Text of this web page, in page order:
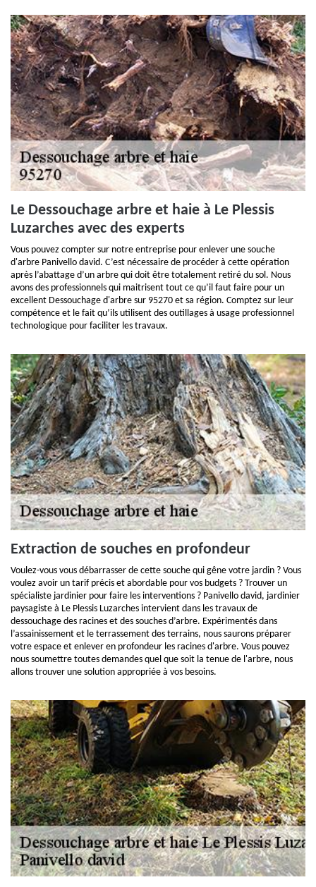
Le Dessouchage arbre et haie à Le Plessis
Luzarches avec des experts
Vous pouvez compter sur notre entreprise pour enlever une souche
d'arbre Panivello david. C’est nécessaire de procéder à cette opération
après l’abattage d’un arbre qui doit être totalement retiré du sol. Nous
avons des professionnels qui maitrisent tout ce qu’il faut faire pour un
excellent Dessouchage d'arbre sur 95270 et sa région. Comptez sur leur
compétence et le fait qu’ils utilisent des outillages à usage professionnel
technologique pour faciliter les travaux.
Extraction de souches en profondeur
Voulez-vous vous débarrasser de cette souche qui gêne votre jardin ? Vous
voulez avoir un tarif précis et abordable pour vos budgets ? Trouver un
spécialiste jardinier pour faire les interventions ? Panivello david, jardinier
paysagiste à Le Plessis Luzarches intervient dans les travaux de
dessouchage des racines et des souches d’arbre. Expérimentés dans
l’assainissement et le terrassement des terrains, nous saurons préparer
votre espace et enlever en profondeur les racines d'arbre. Vous pouvez
nous soumettre toutes demandes quel que soit la tenue de l'arbre, nous
allons trouver une solution appropriée à vos besoins.